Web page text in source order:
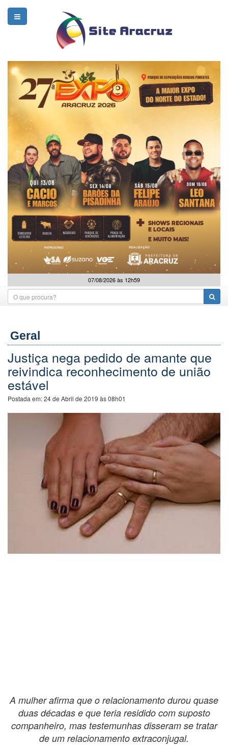
07/08/2026 às 12h59
Geral
Justiça nega pedido de amante que
reivindica reconhecimento de união
estável
Postada em:24 de Abril de 2019 às 08h01
A mulher afirma que o relacionamento durou quase
duas décadas e que teria residido com suposto
companheiro, mas testemunhas disseram se tratar
de um relacionamento extraconjugal.